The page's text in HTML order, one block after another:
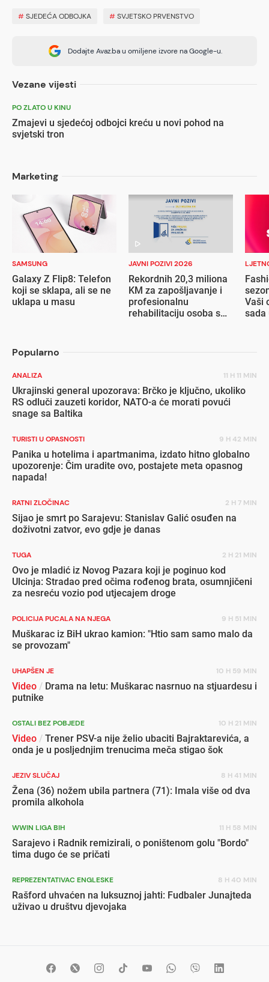
#SJEDEĆA ODBOJKA #SVJETSKO PRVENSTVO
Dodajte Avaz.ba u omiljene izvore na Google-u.
Vezane vijesti
PO ZLATO U KINU
Zmajevi u sjedećoj odbojci kreću u novi pohod na
svjetski tron
Marketing
SAMSUNG
Galaxy Z Flip8: Telefon
koji se sklapa, ali se ne
uklapa u masu
JAVNI POZIVI 2026
Rekordnih 20,3 miliona
KM za zapošljavanje i
profesionalnu
rehabilitaciju osoba s
Vaši
sada
Popularno
ANALIZA 11 H 11 MIN
Ukrajinski general upozorava: Brčko je ključno, ukoliko
RS odluči zauzeti koridor, NATO-a će morati povući
snage sa Baltika
TURISTI U OPASNOSTI 9 H 42 MIN
Panika u hotelima i apartmanima, izdato hitno globalno
upozorenje: Čim uradite ovo, postajete meta opasnog
napada!
RATNI ZLOČINAC 2 H 7 MIN
Sijao je smrt po Sarajevu: Stanislav Galić osuđen na
doživotni zatvor, evo gdje je danas
TUGA 2 H 21 MIN
Ovo je mladić iz Novog Pazara koji je poginuo kod
Ulcinja: Stradao pred očima rođenog brata, osumnjičeni
za nesreću vozio pod utjecajem droge
POLICIJA PUCALA NA NJEGA 9 H 51 MIN
Muškarac iz BiH ukrao kamion: "Htio sam samo malo da
se provozam"
UHAPŠEN JE 10 H 59 MIN
Video / Drama na letu: Muškarac nasrnuo na stjuardesu i
putnike
OSTALI BEZ POBJEDE 10 H 21 MIN
Video / Trener PSV-a nije želio ubaciti Bajraktarevića, a
onda je u posljednjim trenucima meča stigao šok
JEZIV SLUČAJ 8 H 41 MIN
Žena (36) nožem ubila partnera (71): Imala više od dva
promila alkohola
WWIN LIGA BIH 11 H 58 MIN
Sarajevo i Radnik remizirali, o poništenom golu "Bordo"
tima dugo će se pričati
REPREZENTATIVAC ENGLESKE 8 H 40 MIN
Rašford uhvaćen na luksuznoj jahti: Fudbaler Junajteda
uživao u društvu djevojaka